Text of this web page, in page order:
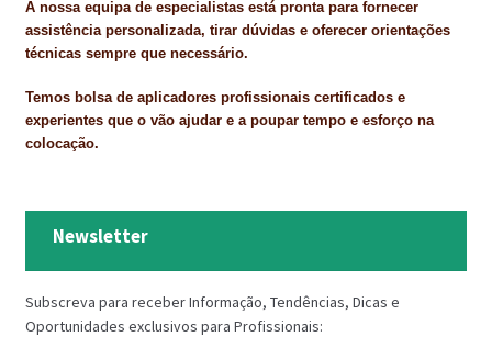
A nossa equipa de especialistas está pronta para fornecer
assistência personalizada, tirar dúvidas e oferecer orientações
técnicas sempre que necessário.
Temos bolsa de aplicadores profissionais certificados e
experientes que o vão ajudar e a poupar tempo e esforço na
colocação.
Newsletter
Subscreva para receber Informação, Tendências, Dicas e
Oportunidades exclusivos para Profissionais: